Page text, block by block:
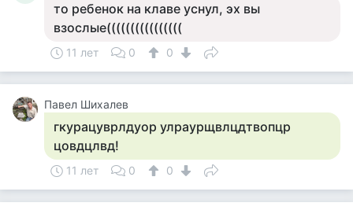
то ребенок на клаве уснул, эх вы
взослые((((((((((((((((
11 лет 0 0
Павел Шихалев
гкурацуврлдуор улраурщвлцдтвопцр
цовдцлвд!
11 лет 0 0